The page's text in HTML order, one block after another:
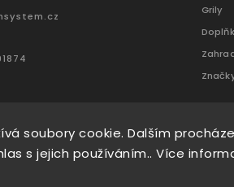
soubory cookie. Dalším
s jejich používáním.. Více
Grily